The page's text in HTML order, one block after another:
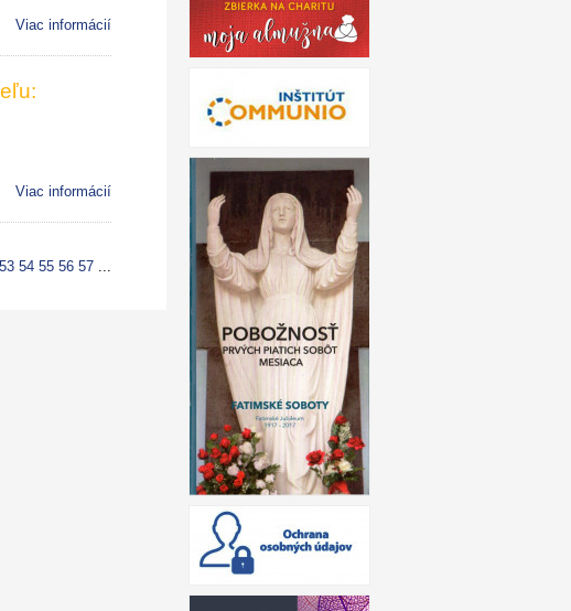
Viac informácií
Viac informácií
53 54 55 56 57 ...